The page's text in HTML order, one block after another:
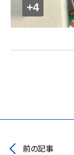
+4
前の記事